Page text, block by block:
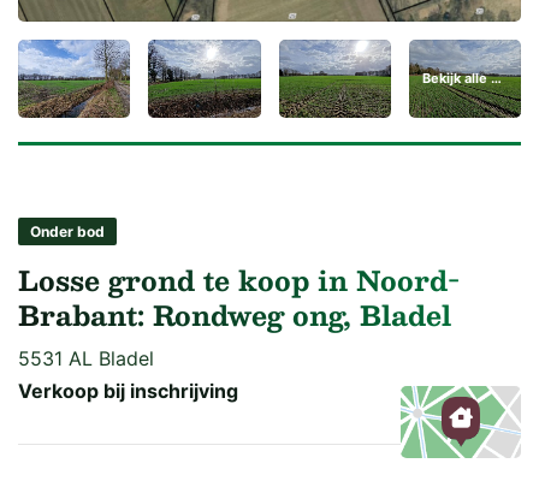
Bekijk alle 8 foto's
Onder bod
Losse grond te koop in Noord-
Brabant: Rondweg ong, Bladel
5531 AL Bladel
Verkoop bij inschrijving